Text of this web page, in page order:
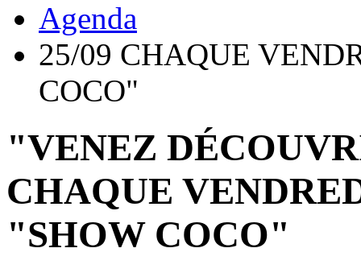
Agenda
25/09 CHAQUE
COCO"
"VENEZ
CHAQUE
"SHOW COCO"